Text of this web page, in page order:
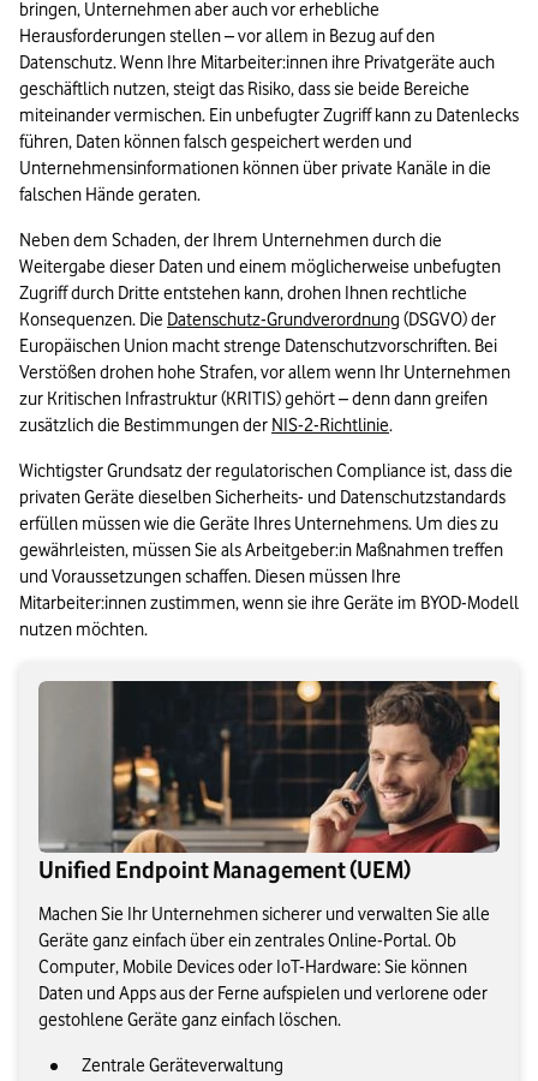
bringen, Unternehmen aber auch vor erhebliche
Herausforderungen stellen – vor allem in Bezug auf den
Datenschutz. Wenn Ihre Mitarbeiter:innen ihre Privatgeräte auch
geschäftlich nutzen, steigt das Risiko, dass sie beide Bereiche
miteinander vermischen. Ein unbefugter Zugriff kann zu Datenlecks
führen, Daten können falsch gespeichert werden und
Unternehmensinformationen können über private Kanäle in die
falschen Hände geraten.
Neben dem Schaden, der Ihrem Unternehmen durch die
Weitergabe dieser Daten und einem möglicherweise unbefugten
Zugriff durch Dritte entstehen kann, drohen Ihnen rechtliche
Konsequenzen. Die Datenschutz-Grundverordnung (DSGVO) der
Europäischen Union macht strenge Datenschutzvorschriften. Bei
Verstößen drohen hohe Strafen, vor allem wenn Ihr Unternehmen
zur Kritischen Infrastruktur (KRITIS) gehört – denn dann greifen
zusätzlich die Bestimmungen der NIS-2-Richtlinie.
Wichtigster Grundsatz der regulatorischen Compliance ist, dass die
privaten Geräte dieselben Sicherheits- und Datenschutzstandards
erfüllen müssen wie die Geräte Ihres Unternehmens. Um dies zu
gewährleisten, müssen Sie als Arbeitgeber:in Maßnahmen treffen
und Voraussetzungen schaffen. Diesen müssen Ihre
Mitarbeiter:innen zustimmen, wenn sie ihre Geräte im BYOD-Modell
nutzen möchten.
Unified Endpoint Management (UEM)
Machen Sie Ihr Unternehmen sicherer und verwalten Sie alle
Geräte ganz einfach über ein zentrales Online-Portal. Ob
Computer, Mobile Devices oder IoT-Hardware: Sie können
Daten und Apps aus der Ferne aufspielen und verlorene oder
gestohlene Geräte ganz einfach löschen.
Zentrale Geräteverwaltung